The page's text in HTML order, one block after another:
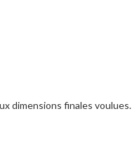
dimensions finales voulues.